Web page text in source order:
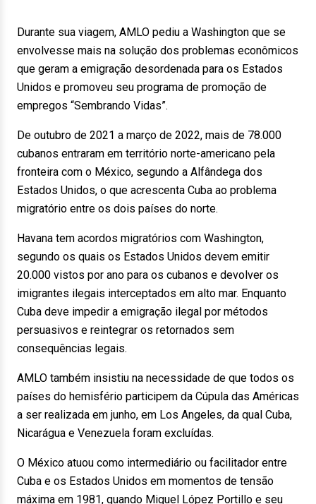
Durante sua viagem, AMLO pediu a Washington que se
envolvesse mais na solução dos problemas econômicos
que geram a emigração desordenada para os Estados
Unidos e promoveu seu programa de promoção de
empregos “Sembrando Vidas”.
De outubro de 2021 a março de 2022, mais de 78.000
cubanos entraram em território norte-americano pela
fronteira com o México, segundo a Alfândega dos
Estados Unidos, o que acrescenta Cuba ao problema
migratório entre os dois países do norte.
Havana tem acordos migratórios com Washington,
segundo os quais os Estados Unidos devem emitir
20.000 vistos por ano para os cubanos e devolver os
imigrantes ilegais interceptados em alto mar. Enquanto
Cuba deve impedir a emigração ilegal por métodos
persuasivos e reintegrar os retornados sem
consequências legais.
AMLO também insistiu na necessidade de que todos os
países do hemisfério participem da Cúpula das Américas
a ser realizada em junho, em Los Angeles, da qual Cuba,
Nicarágua e Venezuela foram excluídas.
O México atuou como intermediário ou facilitador entre
Cuba e os Estados Unidos em momentos de tensão
máxima em 1981, quando Miguel López Portillo e seu